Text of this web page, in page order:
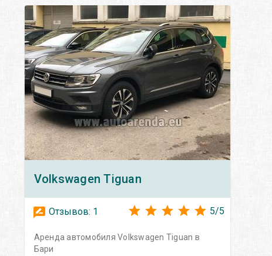
Volkswagen Tiguan
Отзывов: 1 5/5
Аренда автомобиля Volkswagen Tiguan в
Бари